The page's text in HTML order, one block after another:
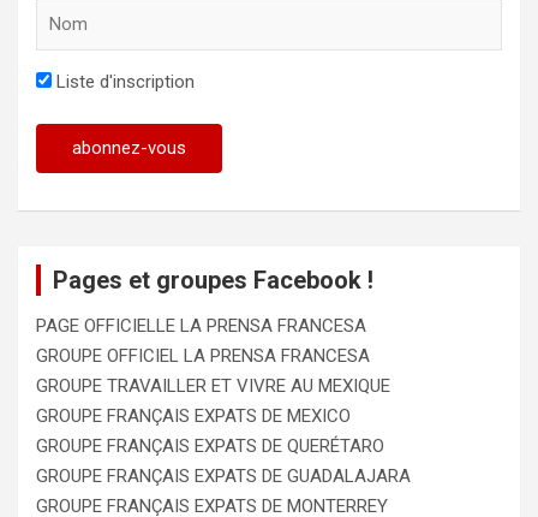
Liste d'inscription
Pages et groupes Facebook !
PAGE OFFICIELLE LA PRENSA FRANCESA
GROUPE OFFICIEL LA PRENSA FRANCESA
GROUPE TRAVAILLER ET VIVRE AU MEXIQUE
GROUPE FRANÇAIS EXPATS DE MEXICO
GROUPE FRANÇAIS EXPATS DE QUERÉTARO
GROUPE FRANÇAIS EXPATS DE GUADALAJARA
GROUPE FRANÇAIS EXPATS DE MONTERREY